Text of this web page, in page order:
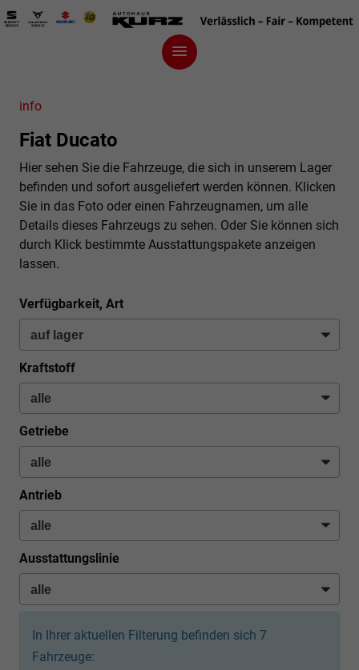
info
Fiat Ducato
Hier sehen Sie die Fahrzeuge, die sich in unserem Lager
befinden und sofort ausgeliefert werden können. Klicken
Sie in das Foto oder einen Fahrzeugnamen, um alle
Details dieses Fahrzeugs zu sehen. Oder Sie können sich
durch Klick bestimmte Ausstattungspakete anzeigen
lassen.
Verfügbarkeit, Art
Kraftstoff
Getriebe
Antrieb
Ausstattungslinie
In Ihrer aktuellen Filterung befinden sich 7
Fahrzeuge: